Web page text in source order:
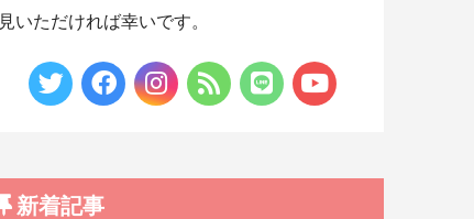
見いただければ幸いです。
新着記事